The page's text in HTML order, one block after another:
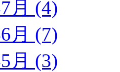
月 (4)
月 (7)
月 (3)